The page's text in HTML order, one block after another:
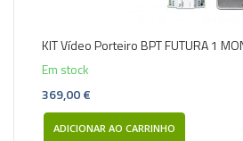
KIT Vídeo Porteiro BPT FUTURA 1
Em stock
369,00 €
ADICIONAR AO CARRINHO